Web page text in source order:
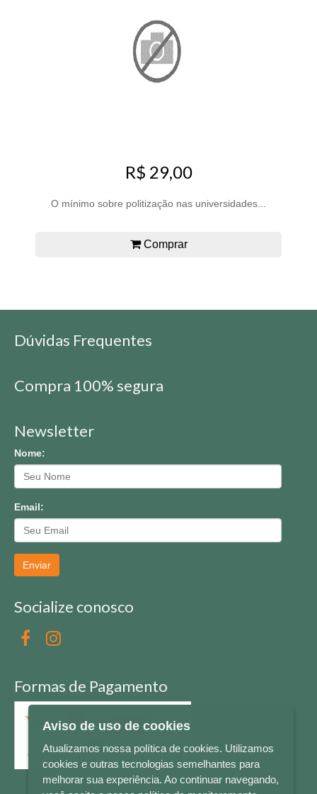
R$ 29,00
O mínimo sobre politização nas universidades...
Comprar
Dúvidas Frequentes
Compra 100% segura
Newsletter
Nome:
Email:
Enviar
Socialize conosco
Formas de Pagamento
Aviso de uso de cookies
Atualizamos nossa política de cookies. Utilizamos
cookies e outras tecnologias semelhantes para
melhorar sua experiência. Ao continuar navegando,